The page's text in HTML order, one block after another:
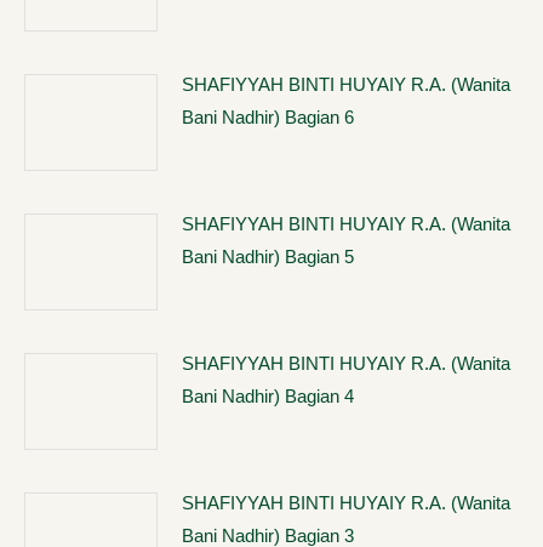
SHAFIYYAH BINTI HUYAIY R.A. (Wanita
Bani Nadhir) Bagian 6
SHAFIYYAH BINTI HUYAIY R.A. (Wanita
Bani Nadhir) Bagian 5
SHAFIYYAH BINTI HUYAIY R.A. (Wanita
Bani Nadhir) Bagian 4
SHAFIYYAH BINTI HUYAIY R.A. (Wanita
Bani Nadhir) Bagian 3